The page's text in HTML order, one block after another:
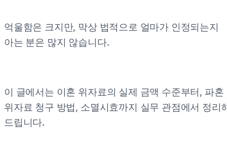
억울함은 크지만, 막상 법적으로 얼마가 인정되는지
아는 분은 많지 않습니다.
이 글에서는 이혼 위자료의 실제 금액 수준부터, 파혼
위자료 청구 방법, 소멸시효까지 실무 관점에서 정리
드립니다.